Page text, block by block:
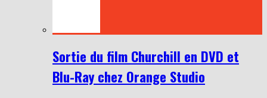
Sortie du film Churchill en DVD et
Blu-Ray chez Orange Studio